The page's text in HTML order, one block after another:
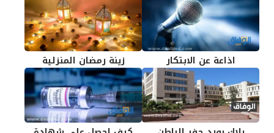
اذاعة عن الابتكار زينة رمضان المنزلية